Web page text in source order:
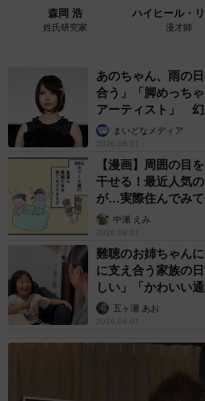
森岡 浩
姓氏研究家
ハイヒール・
漫才師
あのちゃん、雨の
合う」「脚めっち
アーティスト」 幻
まいどなメディア
2026.08.07
【漫画】周囲の目
干せる！最近人気
が…実際住んでみ
中瀬 えみ
2026.08.07
難聴のお姉ちゃん
に支え合う家族の
しい」「かわいい通
五ヶ瀬 あお
2026.08.07